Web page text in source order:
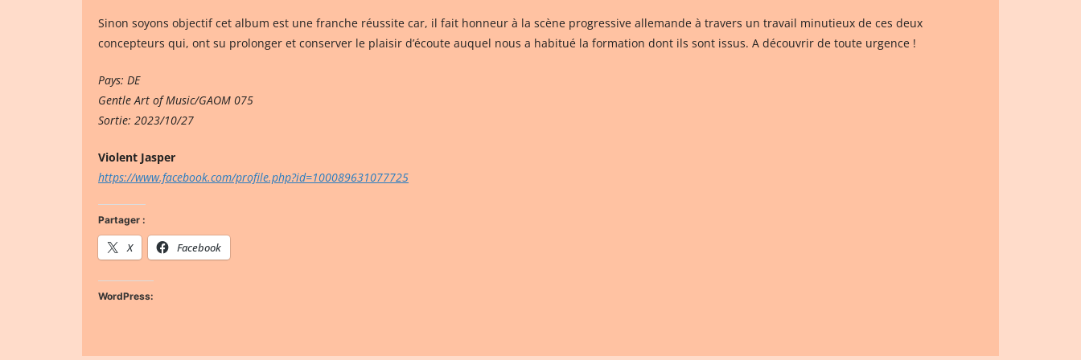
Sinon soyons objectif cet album est une franche réussite car, il fait honneur à la scène progressive allemande à travers un travail minutieux de ces deux
concepteurs qui, ont su prolonger et conserver le plaisir d’écoute auquel nous a habitué la formation dont ils sont issus. A découvrir de toute urgence !
Pays: DE
Gentle Art of Music/GAOM 075
Sortie: 2023/10/27
Violent Jasper
https://www.facebook.com/profile.php?id=100089631077725
Partager :
X Facebook
WordPress: